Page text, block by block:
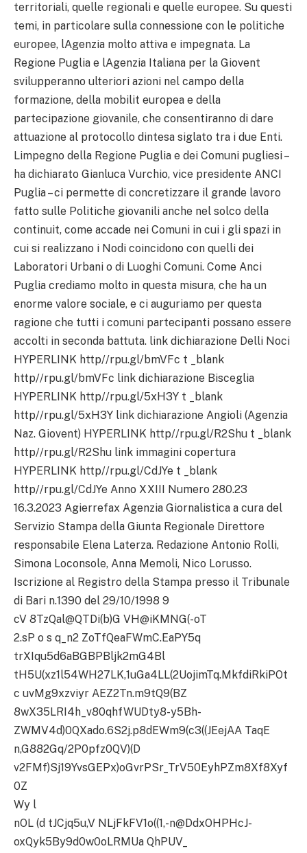
territoriali, quelle regionali e quelle europee. Su questi
temi, in particolare sulla connessione con le politiche
europee, lAgenzia molto attiva e impegnata. La
Regione Puglia e lAgenzia Italiana per la Giovent
svilupperanno ulteriori azioni nel campo della
formazione, della mobilit europea e della
partecipazione giovanile, che consentiranno di dare
attuazione al protocollo dintesa siglato tra i due Enti.
Limpegno della Regione Puglia e dei Comuni pugliesi –
ha dichiarato Gianluca Vurchio, vice presidente ANCI
Puglia – ci permette di concretizzare il grande lavoro
fatto sulle Politiche giovanili anche nel solco della
continuit, come accade nei Comuni in cui i gli spazi in
cui si realizzano i Nodi coincidono con quelli dei
Laboratori Urbani o di Luoghi Comuni. Come Anci
Puglia crediamo molto in questa misura, che ha un
enorme valore sociale, e ci auguriamo per questa
ragione che tutti i comuni partecipanti possano essere
accolti in seconda battuta. link dichiarazione Delli Noci
HYPERLINK http//rpu.gl/bmVFc t _blank
http//rpu.gl/bmVFc link dichiarazione Bisceglia
HYPERLINK http//rpu.gl/5xH3Y t _blank
http//rpu.gl/5xH3Y link dichiarazione Angioli (Agenzia
Naz. Giovent) HYPERLINK http//rpu.gl/R2Shu t _blank
http//rpu.gl/R2Shu link immagini copertura
HYPERLINK http//rpu.gl/CdJYe t _blank
http//rpu.gl/CdJYe Anno XXIII Numero 280.23
16.3.2023 Agierrefax Agenzia Giornalistica a cura del
Servizio Stampa della Giunta Regionale Direttore
responsabile Elena Laterza. Redazione Antonio Rolli,
Simona Loconsole, Anna Memoli, Nico Lorusso.
Iscrizione al Registro della Stampa presso il Tribunale
di Bari n.1390 del 29/10/1998 9
cV 8TzQal@QTDi(b)G VH@iKMNG(-oT
2.sP o s q_n2 ZoTfQeaFWmC.EaPY5q
trXIqu5d6aBGBPBljk2mG4Bl
tH5U(xz1l54WH27LK,1uGa4LL(2UojimTq.MkfdiRkiPOt
c uvMg9xzviyr AEZ2Tn.m9tQ9(BZ
8wX35LRI4h_v80qhfWUDty8-y5Bh-
ZWMV4d)0QXado.6S2j.p8dEWm9(c3((JEejAA TaqE
n,G882Gq/2P0pfz0QV)(D
v2FMf)Sj19YvsGEPx)oGvrPSr_TrV50EyhPZm8Xf8Xyf
0Z
Wy l
nOL (d tJCjq5u,V NLjFkFV1o((1,-n@DdxOHPHcJ-
oxQyk5By9d0w0oLRMUa QhPUV_